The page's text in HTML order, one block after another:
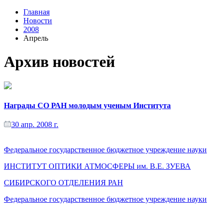
Главная
Новости
2008
Апрель
Архив новостей
Награды СО РАН молодым ученым Института
30 апр. 2008 г.
Федеральное государственное бюджетное учреждение науки
ИНСТИТУТ ОПТИКИ АТМОСФЕРЫ им. В.Е. ЗУЕВА
СИБИРСКОГО ОТДЕЛЕНИЯ РАН
Федеральное государственное бюджетное учреждение науки